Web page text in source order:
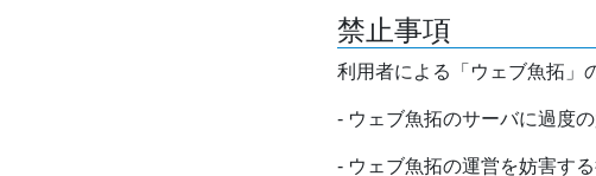
禁止事項
利用者による「ウェブ魚拓」
- ウェブ魚拓のサーバに過度
- ウェブ魚拓の運営を妨害す